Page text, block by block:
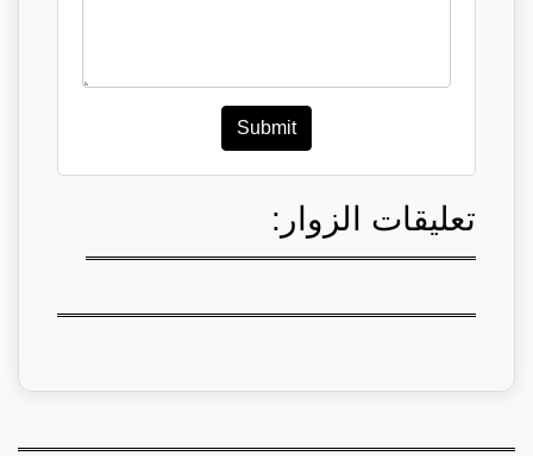
Submit
تعليقات الزوار: